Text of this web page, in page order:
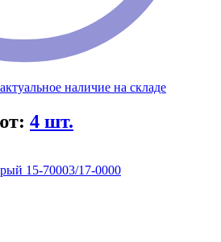
наличие на складе
4 шт.
15-70003/17-0000